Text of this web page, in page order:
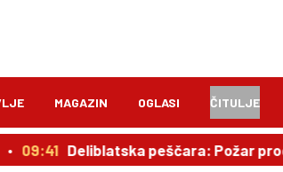
MAGAZIN OGLASI ČITULJE
Deliblatska peščara: Požar